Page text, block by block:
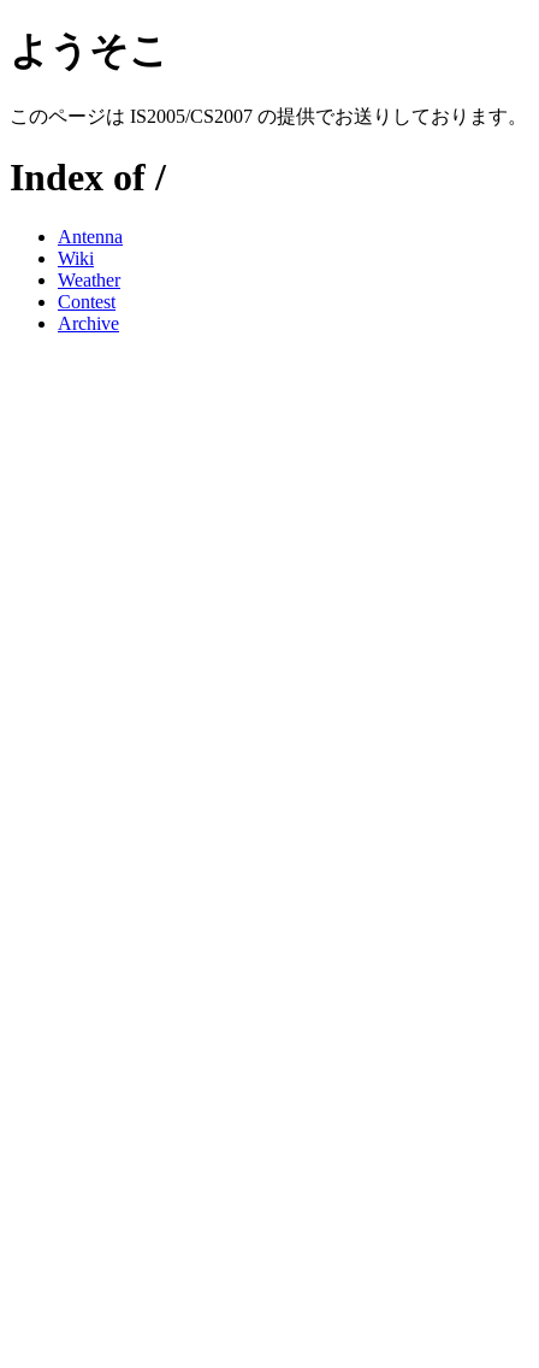
ようそこ
このページは IS2005/CS2007 の提供でお送りしております。
Index of /
Antenna
Wiki
Weather
Contest
Archive